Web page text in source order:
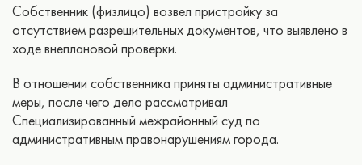
Собственник (физлицо) возвел пристройку за
отсутствием разрешительных документов, что выявлено в
ходе внеплановой проверки.
В отношении собственника приняты административные
меры, после чего дело рассматривал
Специализированный межрайонный суд по
административным правонарушениям города.